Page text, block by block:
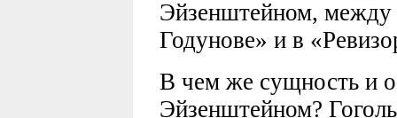
Эйзенштейном,
Годунове» и в
В чем же сущность и
Эйзенштейном?